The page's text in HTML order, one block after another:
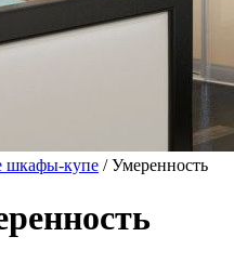
шкафы-купе / Умеренность